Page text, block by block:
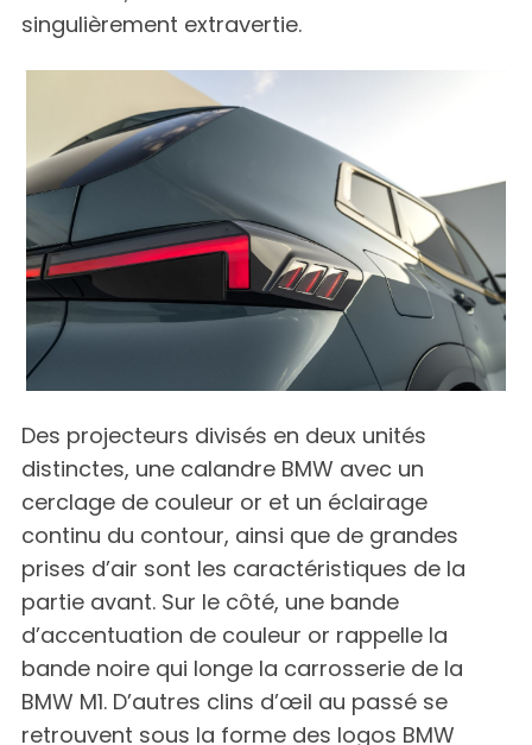
singulièrement extravertie.
Des projecteurs divisés en deux unités
distinctes, une calandre BMW avec un
cerclage de couleur or et un éclairage
continu du contour, ainsi que de grandes
prises d’air sont les caractéristiques de la
partie avant. Sur le côté, une bande
d’accentuation de couleur or rappelle la
bande noire qui longe la carrosserie de la
BMW M1. D’autres clins d’œil au passé se
retrouvent sous la forme des logos BMW